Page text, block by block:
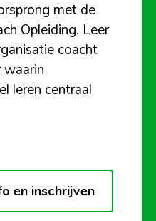
met de
Opleiding. Leer
coacht
waarin
leren centraal
en inschrijven